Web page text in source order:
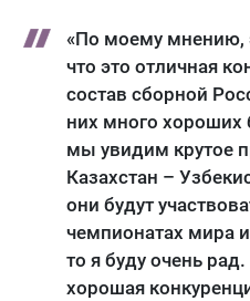
«По моему мнению,
что это отличная
состав сборной
них много
мы увидим крутое
Казахстан –
они будут
чемпионатах мира
то я буду очень
хорошая